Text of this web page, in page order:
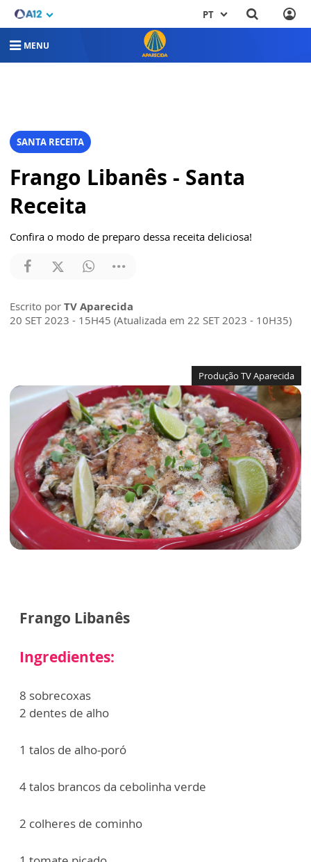
PT
MENU
SANTA RECEITA
Frango Libanês - Santa
Receita
Confira o modo de preparo dessa receita deliciosa!
Escrito por TV Aparecida
20 SET 2023 - 15H45 (Atualizada em 22 SET 2023 - 10H35)
Produção TV Aparecida
Frango Libanês
Ingredientes:
8 sobrecoxas
2 dentes de alho
1 talos de alho-poró
4 talos brancos da cebolinha verde
2 colheres de cominho